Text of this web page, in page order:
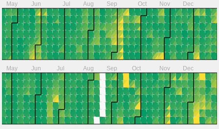
May Jun Jul Aug Sep Oct Nov Dec
May Jun Jul Aug Sep Oct Nov Dec